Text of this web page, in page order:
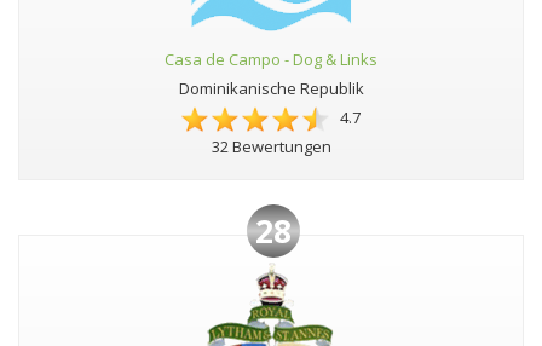
Casa de Campo - Dog & Links
Dominikanische Republik
4.7
32 Bewertungen
28